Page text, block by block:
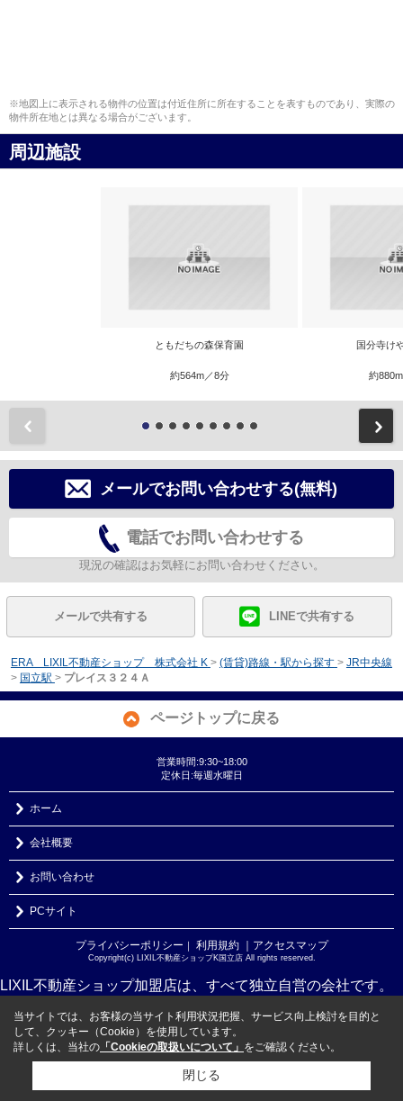
※地図上に表示される物件の位置は付近住所に所在することを表すものであり、実際の
物件所在地とは異なる場合がございます。
周辺施設
ともだちの森保育園
約564m／8分
国分寺け
約
メールでお問い合わせする(無料)
電話でお問い合わせする
現況の確認はお気軽にお問い合わせください。
メールで共有する LINEで共有する
ERA LIXIL不動産ショップ 株式会社 K > (賃貸)路線・駅から探す > JR中央線
> 国立駅 > プレイス３２４Ａ
ページトップに戻る
営業時間:9:30~18:00
定休日:毎週水曜日
ホーム
会社概要
お問い合わせ
PCサイト
プライバシーポリシー 利用規約 ｜アクセスマップ
Copyright(c) LIXIL不動産ショップK国立店 All rights reserved.
LIXIL不動産ショップ加盟店は、すべて独立自営の会社です。
当サイトでは、お客様の当サイト利用状況把握、サービス向上検討を目的と
して、クッキー（Cookie）を使用しています。
詳しくは、当社の 「Cookieの取扱いについて」 をご確認ください。
閉じる